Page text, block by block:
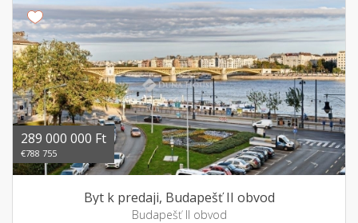
289 000 000 Ft
€788 755
Byt k predaji, Budapešť II obvod
Budapešť II obvod